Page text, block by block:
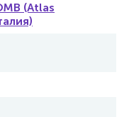
(Atlas